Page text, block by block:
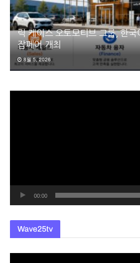
릭 케이스 오토모티브 그룹, 한국
잡페어 개최
8월 5, 2026
00:00
Wave25tv